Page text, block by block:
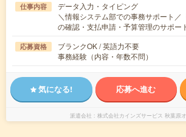
仕事内容
データ入力・タイピング
＼情報システム部での事務サポート／
の確認・支払申請・予算管理のサポ
応募資格
ブランクOK / 英語力不要
事務経験（内容・年数不問）
気になる! 応募へ進む
派遣会社 株式会社カインズサービス 秋葉原